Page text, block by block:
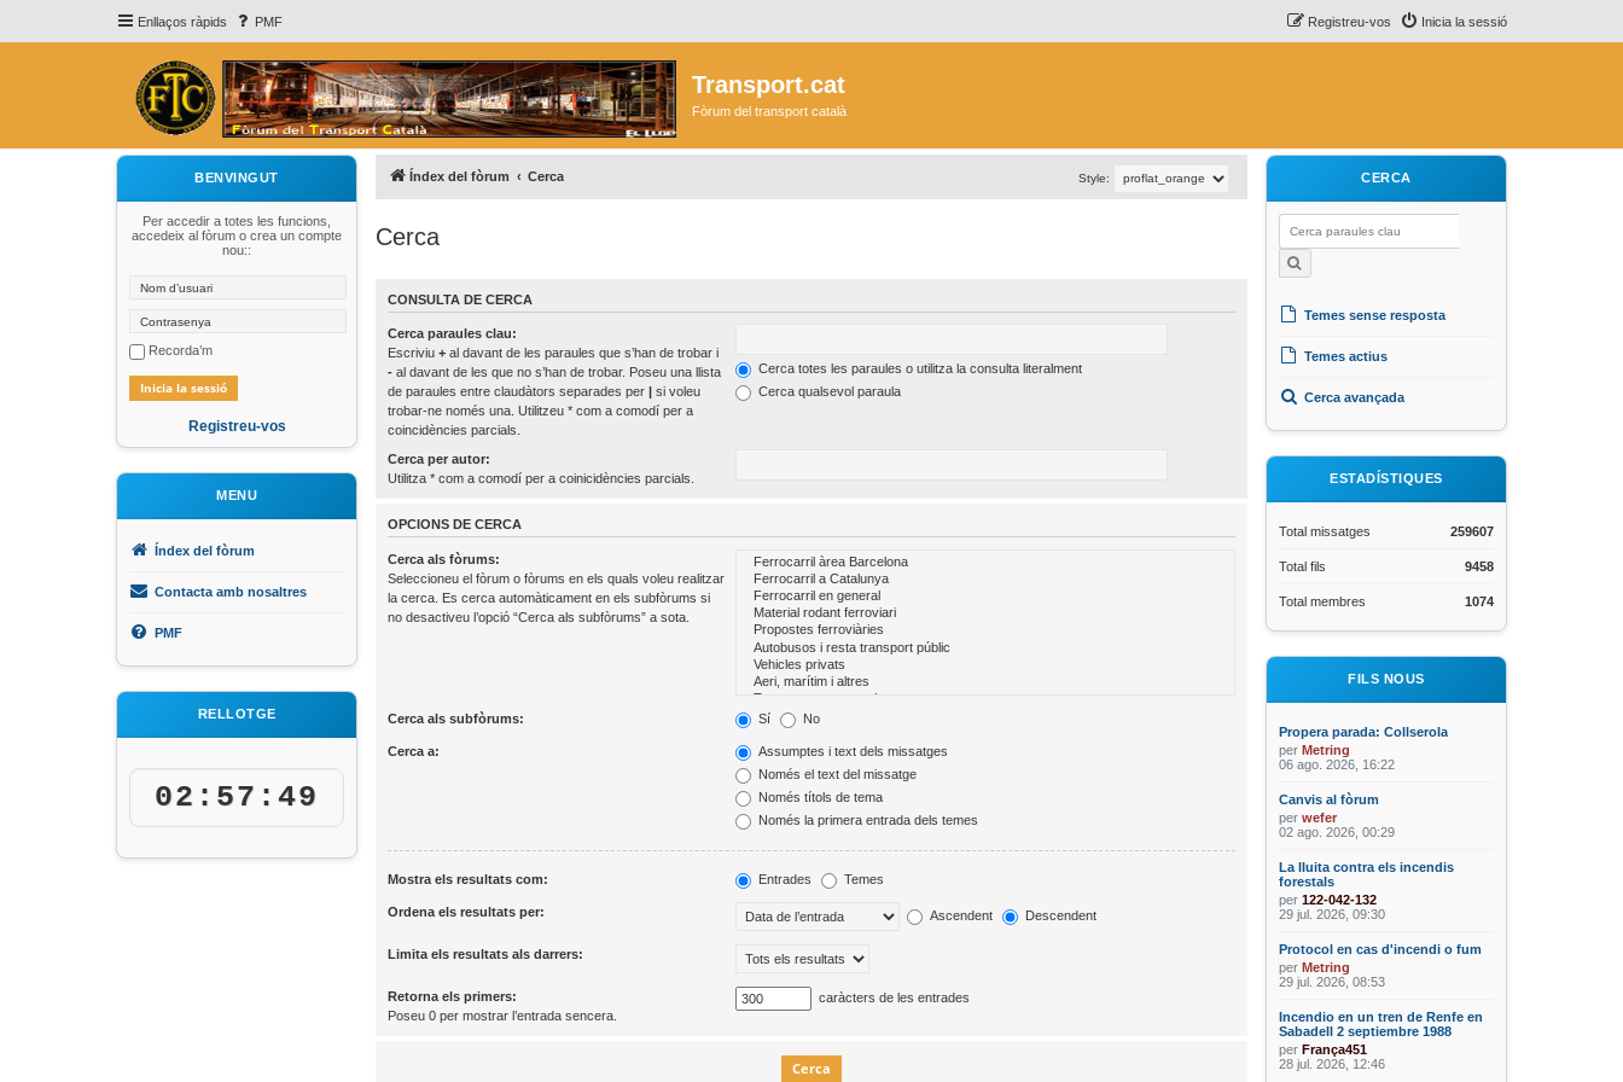
Enllaços ràpids PMF Inicia la sessió
Registreu-vos
Transport.cat
Fòrum del transport català
BENVINGUT
Per accedir a totes les funcions,
accedeix al fòrum o crea un compte
nou::
Recorda’m
Registreu-vos
MENU
Índex del fòrum
Contacta amb nosaltres
PMF
RELLOTGE
02:57:49
Índex del fòrum Cerca Style:
Cerca
CONSULTA DE CERCA
Cerca paraules clau:
Escriviu + al davant de les paraules que s’han de trobar i
- al davant de les que no s’han de trobar. Poseu una llista
de paraules entre claudàtors separades per | si voleu
trobar-ne només una. Utilitzeu * com a comodí per a
coincidències parcials.
Cerca totes les paraules o utilitza la consulta literalment
Cerca qualsevol paraula
Cerca per autor:
Utilitza * com a comodí per a coinicidències parcials.
OPCIONS DE CERCA
Cerca als fòrums:
Seleccioneu el fòrum o fòrums en els quals voleu realitzar
la cerca. Es cerca automàticament en els subfòrums si
no desactiveu l’opció “Cerca als subfòrums” a sota.
Cerca als subfòrums: Sí No
Cerca a:
Assumptes i text dels missatges
Només el text del missatge
Només títols de tema
Només la primera entrada dels temes
Mostra els resultats com: Entrades Temes
Ordena els resultats per: Ascendent Descendent
Limita els resultats als darrers:
Retorna els primers:
Poseu 0 per mostrar l’entrada sencera.
caràcters de les entrades
CERCA
Temes sense resposta
Temes actius
Cerca avançada
ESTADÍSTIQUES
Total missatges 259607
Total fils 9458
Total membres 1074
FILS NOUS
Propera parada: Collserola
per Metring
06 ago. 2026, 16:22
Canvis al fòrum
per wefer
02 ago. 2026, 00:29
La lluita contra els incendis
forestals
per 122-042-132
29 jul. 2026, 09:30
Protocol en cas d'incendi o fum
per Metring
29 jul. 2026, 08:53
Incendio en un tren de Renfe en
Sabadell 2 septiembre 1988
per França451
28 jul. 2026, 12:46